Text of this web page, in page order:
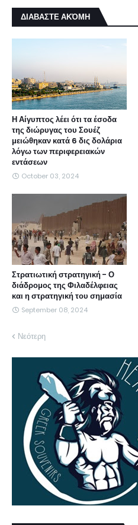
ΔΙΑΒΑΣΤΕ ΑΚΌΜΗ
Η Αίγυπτος λέει ότι τα έσοδα
της διώρυγας του Σουέζ
μειώθηκαν κατά 6 δις δολάρια
λόγω των περιφερειακών
εντάσεων
October 03, 2024
Στρατιωτική στρατηγική - Ο
διάδρομος της Φιλαδέλφειας
και η στρατηγική του σημασία
September 08, 2024
Νεότερη